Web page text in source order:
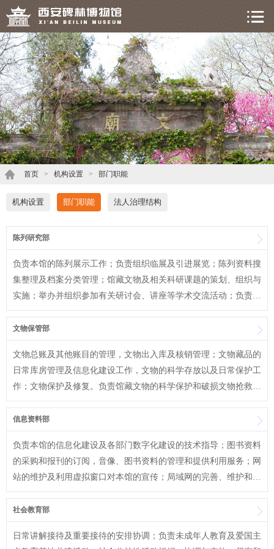
首页 > 机构设置 > 部门职能
机构设置 部门职能 法人治理结构
陈列研究部
负责本馆的陈列展示工作；负责组织临展及引进展览；陈列资料搜
集整理及档案分类管理；馆藏文物及相关科研课题的策划、组织与
实施；举办并组织参加有关研讨会、讲座等学术交流活动；负责编
人员按期完成年度个
文物保管部
文物总账及其他账目的管理，文物出入库及核销管理；文物藏品的
日常库房管理及信息化建设工作，文物的科学存放以及日常保护工
作；文物保护及修复。负责馆藏文物的科学保护和破损文物抢救性
作；合理利用文物资
信息资料部
负责本馆的信息化建设及各部门数字化建设的技术指导；图书资料
的采购和报刊的订阅，音像、图书资料的管理和提供利用服务；网
站的维护及利用虚拟窗口对本馆的宣传；局域网的完善、维护和应
运用技能的培训；科
社会教育部
日常讲解接待及重要接待的安排协调；负责未成年人教育及爱国主